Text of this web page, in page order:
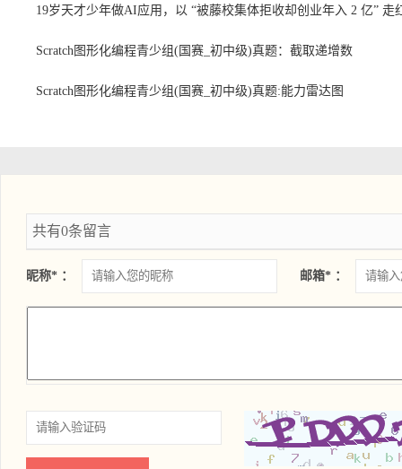
19岁天才少年做AI应用，以 “被藤校集体拒收却创业年入 2 亿” 走
Scratch图形化编程青少组(国赛_初中级)真题：截取递增数
Scratch图形化编程青少组(国赛_初中级)真题:能力雷达图
共有0条留言
昵称* ： 邮箱* ：